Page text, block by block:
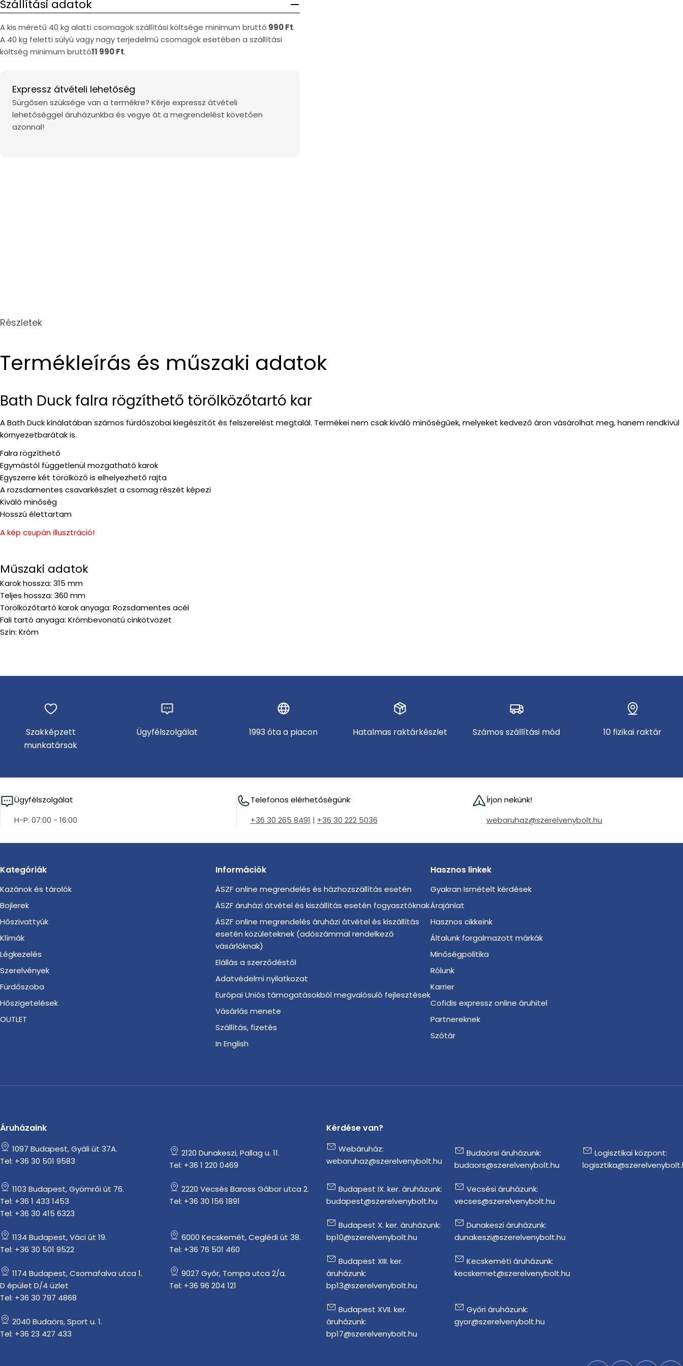
Szállítási adatok
A kis méretű 40 kg alatti csomagok szállítási költsége minimum bruttó 990 Ft.
A 40 kg feletti súlyú vagy nagy terjedelmű csomagok esetében a szállítási
költség minimum bruttó11 990 Ft.
Expressz átvételi lehetőség
Sürgősen szüksége van a termékre? Kérje expressz átvételi
lehetőséggel áruházunkba és vegye át a megrendelést követően
azonnal!
Részletek
Termékleírás és műszaki adatok
Bath Duck falra rögzíthető törölközőtartó kar
A Bath Duck kínálatában számos fürdőszobai kiegészítőt és felszerelést megtalál. Termékei nem csak kiváló minőségűek, melyeket kedvező áron vásárolhat meg, hanem rendkívül
környezetbarátak is.
Falra rögzíthető
Egymástól függetlenül mozgatható karok
Egyszerre két törölköző is elhelyezhető rajta
A rozsdamentes csavarkészlet a csomag részét képezi
Kiváló minőség
Hosszú élettartam
A kép csupán illusztráció!
Műszaki adatok
Karok hossza: 315 mm
Teljes hossza: 360 mm
Törölközőtartó karok anyaga: Rozsdamentes acél
Fali tartó anyaga: Krómbevonatú cinkötvözet
Szín: Króm
Szakképzett
munkatársak
Ügyfélszolgálat 1993 óta a piacon Hatalmas raktárkészlet Számos szállítási mód 10 fizikai raktár
Ügyfélszolgálat
H-P: 07:00 - 16:00
Telefonos elérhetőségünk
+36 30 265 8491 | +36 30 222 5036
Írjon nekünk!
webaruhaz@szerelvenybolt.hu
Kategóriák
Kazánok és tárolók
Bojlerek
Hőszivattyúk
Klímák
Légkezelés
Szerelvények
Fürdőszoba
Hőszigetelések
OUTLET
Információk
ÁSZF online megrendelés és házhozszállítás esetén
ÁSZF áruházi átvétel és kiszállítás esetén fogyasztóknak
ÁSZF online megrendelés áruházi átvétel és kiszállítás
esetén közületeknek (adószámmal rendelkező
vásárlóknak)
Elállás a szerződéstől
Adatvédelmi nyilatkozat
Európai Uniós támogatásokból megvalósuló fejlesztések
Vásárlás menete
Szállítás, fizetés
In English
Hasznos linkek
Gyakran Ismételt kérdések
Árajánlat
Hasznos cikkeink
Általunk forgalmazott márkák
Minőségpolitika
Rólunk
Karrier
Cofidis expressz online áruhitel
Partnereknek
Szótár
Áruházaink
1097 Budapest, Gyáli út 37A.
Tel: +36 30 501 9583
1103 Budapest, Gyömrői út 76.
Tel: +36 1 433 1453
Tel: +36 30 415 6323
1134 Budapest, Váci út 19.
Tel: +36 30 501 9522
1174 Budapest, Csomafalva utca 1.
D épület D/4 üzlet
Tel: +36 30 797 4868
2040 Budaörs, Sport u. 1.
Tel: +36 23 427 433
2120 Dunakeszi, Pallag u. 11.
Tel: +36 1 220 0469
2220 Vecsés Baross Gábor utca 2.
Tel: +36 30 156 1891
6000 Kecskemét, Ceglédi út 38.
Tel: +36 76 501 460
9027 Győr, Tompa utca 2/a.
Tel: +36 96 204 121
Kérdése van?
Webáruház:
webaruhaz@szerelvenybolt.hu
Budapest IX. ker. áruházunk:
budapest@szerelvenybolt.hu
Budapest X. ker. áruházunk:
bp10@szerelvenybolt.hu
Budapest XIII. ker.
áruházunk:
bp13@szerelvenybolt.hu
Budapest XVII. ker.
áruházunk:
bp17@szerelvenybolt.hu
Budaörsi áruházunk:
budaors@szerelvenybolt.hu
Vecsési áruházunk:
vecses@szerelvenybolt.hu
Dunakeszi áruházunk:
dunakeszi@szerelvenybolt.hu
Kecskeméti áruházunk:
kecskemet@szerelvenybolt.hu
Győri áruházunk:
gyor@szerelvenybolt.hu
Logisztikai központ: